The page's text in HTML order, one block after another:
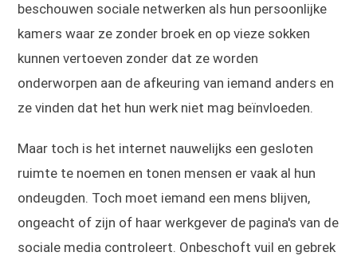
beschouwen sociale netwerken als hun persoonlijke
kamers waar ze zonder broek en op vieze sokken
kunnen vertoeven zonder dat ze worden
onderworpen aan de afkeuring van iemand anders en
ze vinden dat het hun werk niet mag beïnvloeden.
Maar toch is het internet nauwelijks een gesloten
ruimte te noemen en tonen mensen er vaak al hun
ondeugden. Toch moet iemand een mens blijven,
ongeacht of zijn of haar werkgever de pagina's van de
sociale media controleert. Onbeschoft vuil en gebrek